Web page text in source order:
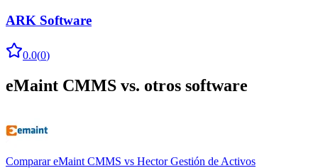
ARK Software
0.0(0)
eMaint CMMS vs. otros software
Comparar eMaint CMMS vs Hector Gestión de Activos